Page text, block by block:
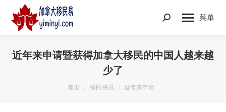
菜单
Search:
近年来申请暨获得加拿大移民的中国人越来越
少了
您在这里：
首页 移民快讯 近年来申请…